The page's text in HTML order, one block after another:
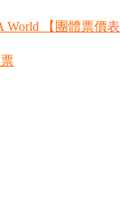
World 【團體票價表